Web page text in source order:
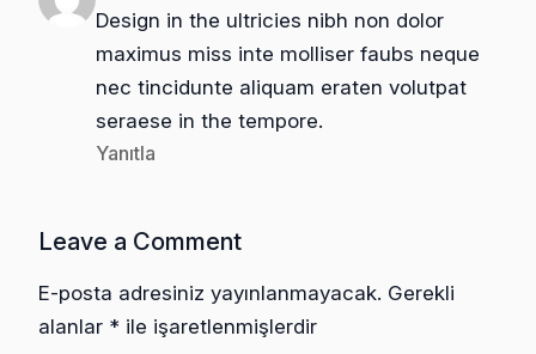
Design in the ultricies nibh non dolor
maximus miss inte molliser faubs neque
nec tincidunte aliquam eraten volutpat
seraese in the tempore.
Yanıtla
Leave a Comment
E-posta adresiniz yayınlanmayacak. Gerekli
alanlar * ile işaretlenmişlerdir